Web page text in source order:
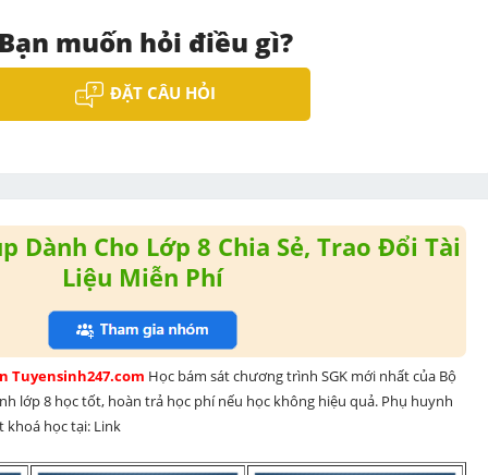
muốn hỏi điều gì?
ĐẶT CÂU HỎI
Dành Cho Lớp 8 Chia Sẻ, Trao Đổi Tài
Liệu Miễn Phí
Tuyensinh247.com Học bám sát chương trình SGK mới nhất của Bộ
lớp 8 học tốt, hoàn trả học phí nếu học không hiệu quả. Phụ huynh
khoá học tại: Link